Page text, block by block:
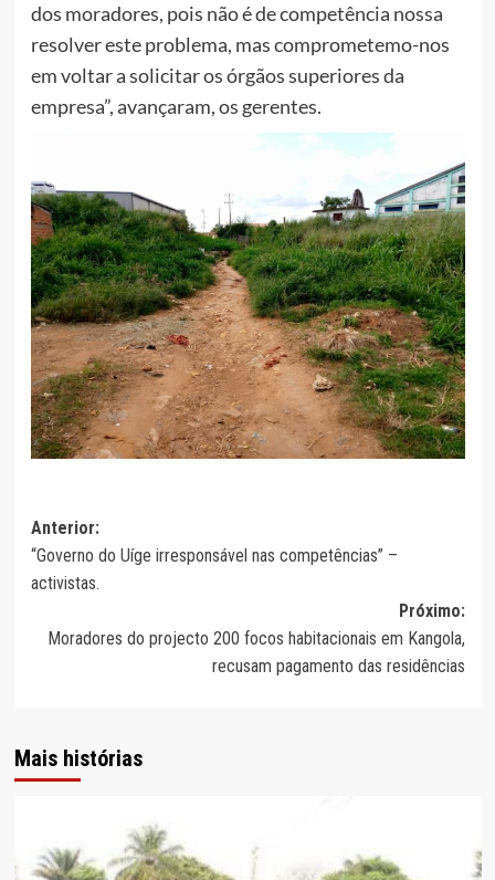
dos moradores, pois não é de competência nossa
resolver este problema, mas comprometemo-nos
em voltar a solicitar os órgãos superiores da
empresa”, avançaram, os gerentes.
Navegação
de
Anterior:
“Governo do Uíge irresponsável nas competências” –
activistas.
Próximo:
Moradores do projecto 200 focos habitacionais em Kangola,
recusam pagamento das residências
Mais histórias